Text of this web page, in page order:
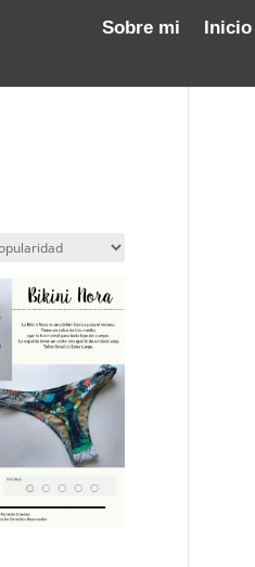
Sobre mi Inicio